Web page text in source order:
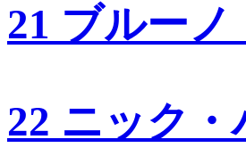
21 ブルーノ
22 ニック